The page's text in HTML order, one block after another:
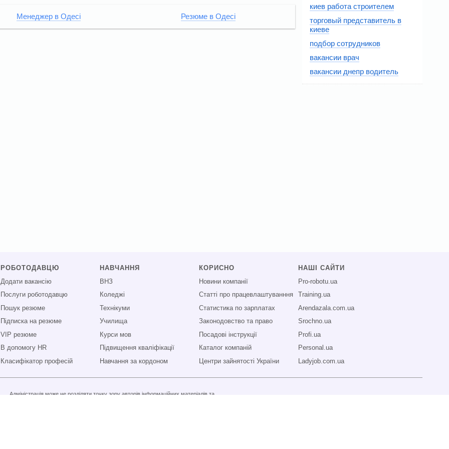
Менеджер в Одесі Резюме в Одесі
киев работа строителем
торговый представитель в
киеве
подбор сотрудников
вакансии врач
вакансии днепр водитель
РОБОТОДАВЦЮ
Додати вакансію
Послуги роботодавцю
Пошук резюме
Підписка на резюме
VIP резюме
В допомогу HR
Класифікатор професій
НАВЧАННЯ
ВНЗ
Коледжі
Технікуми
Училища
Курси мов
Підвищення кваліфікації
Навчання за кордоном
КОРИСНО
Новини компанії
Статті про працевлаштуванння
Статистика по зарплатах
Законодовство та право
Посадові інструкції
Каталог компаній
Центри зайнятості України
НАШІ САЙТИ
Pro-robotu.ua
Training.ua
Arendazala.com.ua
Srochno.ua
Profi.ua
Personal.ua
Ladyjob.com.ua
Адміністрація може не розділяти точку зору авторів інформаційних матеріалів та